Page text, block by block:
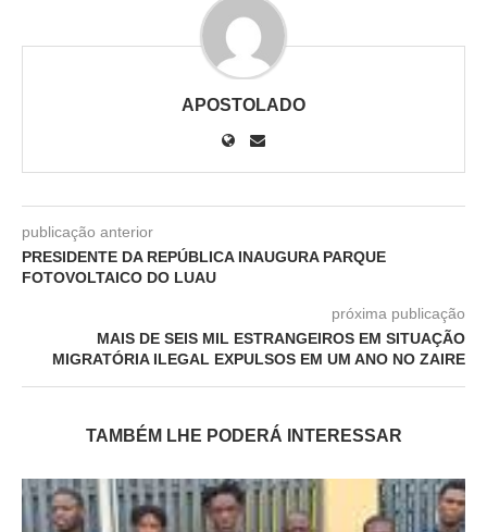
APOSTOLADO
publicação anterior
PRESIDENTE DA REPÚBLICA INAUGURA PARQUE
FOTOVOLTAICO DO LUAU
próxima publicação
MAIS DE SEIS MIL ESTRANGEIROS EM SITUAÇÃO
MIGRATÓRIA ILEGAL EXPULSOS EM UM ANO NO ZAIRE
TAMBÉM LHE PODERÁ INTERESSAR